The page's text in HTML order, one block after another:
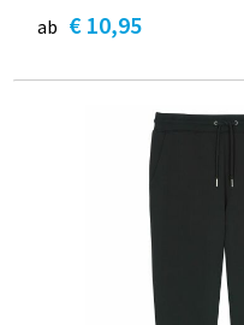
ab € 10,95